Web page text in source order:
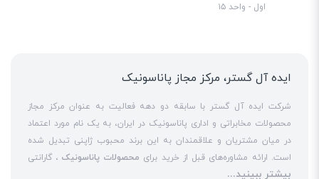
اول - واحد ۱۵
ایده آل گستر، مرکز مجاز پاناسونیک
شرکت ایده آل گستر با سابقه دو دهه فعالیت به عنوان مرکز مجاز
محصولات مخابراتی و اداری پاناسونیک در ایران، به یک نام مورد اعتماد
در میان مشتریان و علاقمندان به این برند محبوب ژاپنی تبدیل شده
است. ارائه مشاوره‌های قبل از خرید برایمحصولات پاناسونیک، گارانتی
18 ماهه معتبر و شرکتی برای کلیه محصولات عرضه شده و تعهد کامل
بیشتر ببینید...